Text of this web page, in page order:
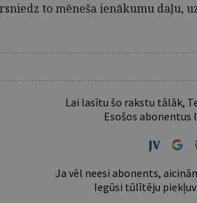
to mēneša ienākumu daļu,
Lai lasītu šo rakstu tālāk,
Esošos
Ja vēl neesi abonents,
Iegūsi tūlītēju